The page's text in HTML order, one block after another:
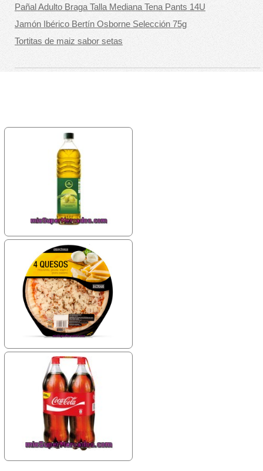
Pañal Adulto Braga Talla Mediana Tena Pants 14U
Jamón Ibérico Bertín Osborne Selección 75g
Tortitas de maiz sabor setas